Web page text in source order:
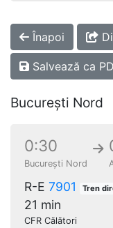
Înapoi
Salvează ca
București Nord
0:30
București Nord
R-E 7901 Tren
21 min
CFR Călători